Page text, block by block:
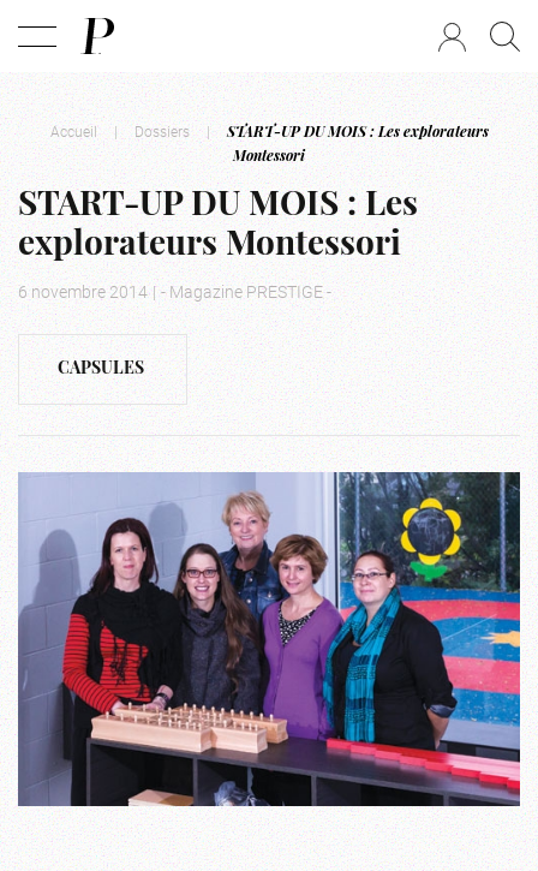
Accueil | Dossiers |
START-UP DU MOIS : Les explorateurs
Montessori
START-UP DU MOIS : Les
explorateurs Montessori
6 novembre 2014 | - Magazine PRESTIGE -
CAPSULES